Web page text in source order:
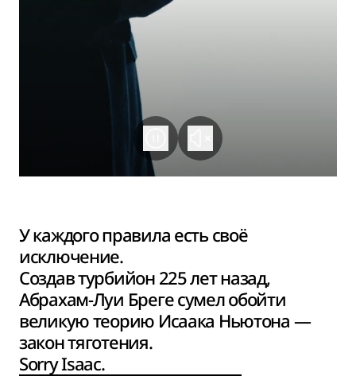
У каждого правила есть своё
исключение.
Создав турбийон 225 лет назад,
Абрахам-Луи Бреге сумел обойти
великую теорию Исаака Ньютона —
закон тяготения.
Sorry Isaac.